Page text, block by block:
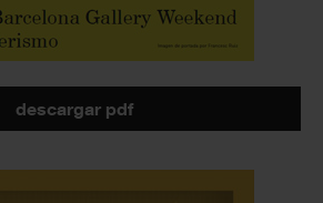
descargar pdf